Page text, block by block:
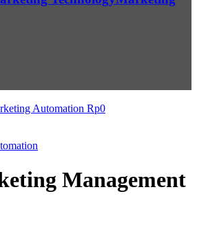
Automation Rp0
Management